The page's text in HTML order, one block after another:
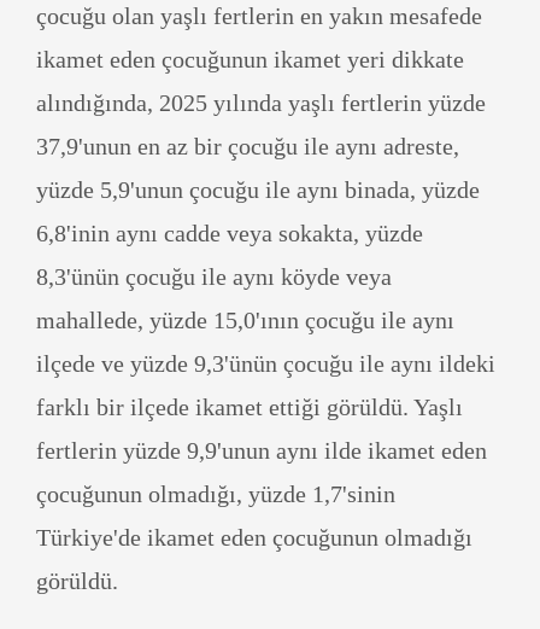
çocuğu olan yaşlı fertlerin en yakın mesafede
ikamet eden çocuğunun ikamet yeri dikkate
alındığında, 2025 yılında yaşlı fertlerin yüzde
37,9'unun en az bir çocuğu ile aynı adreste,
yüzde 5,9'unun çocuğu ile aynı binada, yüzde
6,8'inin aynı cadde veya sokakta, yüzde
8,3'ünün çocuğu ile aynı köyde veya
mahallede, yüzde 15,0'ının çocuğu ile aynı
ilçede ve yüzde 9,3'ünün çocuğu ile aynı ildeki
farklı bir ilçede ikamet ettiği görüldü. Yaşlı
fertlerin yüzde 9,9'unun aynı ilde ikamet eden
çocuğunun olmadığı, yüzde 1,7'sinin
Türkiye'de ikamet eden çocuğunun olmadığı
görüldü.